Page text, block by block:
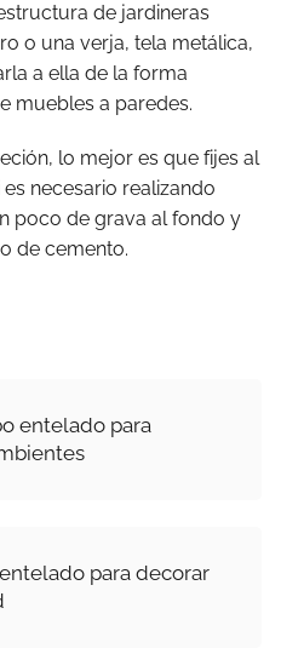
de jardineras
o una verja, tela metálica,
a ella de la forma
muebles a paredes.
lo mejor es que fijes al
necesario realizando
poco de grava al fondo y
de cemento.
entelado para
para decorar